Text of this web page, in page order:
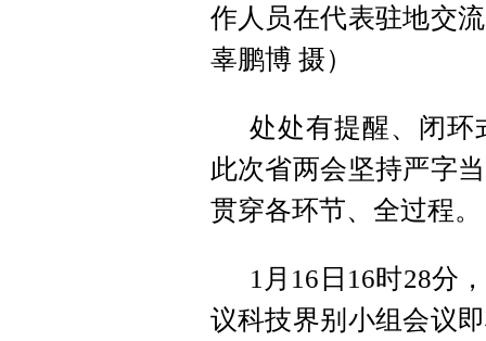
作人员在代表驻地交
辜鹏博 摄）
处处有提醒、闭
此次省两会坚持严字
贯穿各环节、全过程。
1月16日16时28分
议科技界别小组会议